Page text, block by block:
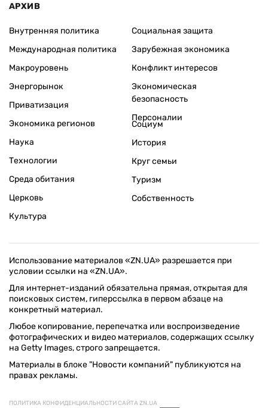
АРХИВ
Внутренняя политика
Международная политика
Макроуровень
Энергорынок
Приватизация
Экономика регионов
Социальная защита
Зарубежная экономика
Конфликт интересов
Экономическая
безопасность
Персоналии
Наука
Технологии
Среда обитания
Церковь
Культура
Социум
История
Круг семьи
Туризм
Собственность
Использование материалов «ZN.UA» разрешается при
условии ссылки на «ZN.UA».
Для интернет-изданий обязательна прямая, открытая для
поисковых систем, гиперссылка в первом абзаце на
конкретный материал.
Любое копирование, перепечатка или воспроизведение
фотографических и видео материалов, содержащих ссылку
на Getty Images, строго запрещается.
Материалы в блоке "Новости компаний" публикуются на
правах рекламы.
ПОЛИТИКА КОНФИДЕНЦИАЛЬНОСТИ САЙТА ZN.UA